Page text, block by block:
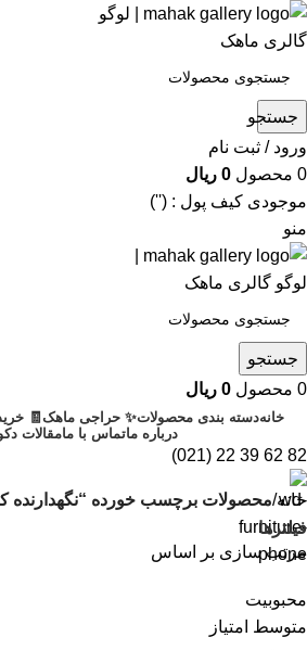
جستجو
ورود / ثبت نام
0 محصول 0 ریال
موجودی کیف پول : ('')
منو
جستجو
0 محصول 0 ریال
خانهدسته بندی محصولات✨ حراجی ماهک 🧾
درباره ماتماس با مامقالات
82 62 39 22 (021)
خانه محصولات برچسب خورده “نگهدارنده
فیلترها
مرتب سازی بر اساس
محبوبیت
متوسط امتیاز